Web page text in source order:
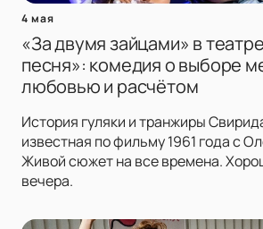
4 мая
«За двумя зайцами» в
песня»: комедия о выборе
любовью и расчётом
История гуляки и транжиры
известная по фильму 1961 года с
Живой сюжет на все времена.
вечера.